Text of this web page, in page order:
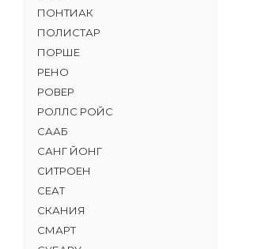
ПОНТИАК
ПОЛИСТАР
ПОРШЕ
РЕНО
РОВЕР
РОЛЛС РОЙС
СААБ
САНГ ЙОНГ
СИТРОЕН
СЕАТ
СКАНИЯ
СМАРТ